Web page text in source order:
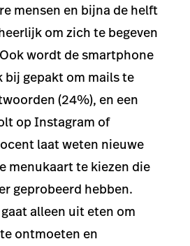
mensen en bijna de helft
om zich te begeven
wordt de smartphone
bij gepakt om mails te
(24%), en een
op Instagram of
laat weten nieuwe
menukaart te kiezen die
geprobeerd hebben.
alleen uit eten om
ontmoeten en